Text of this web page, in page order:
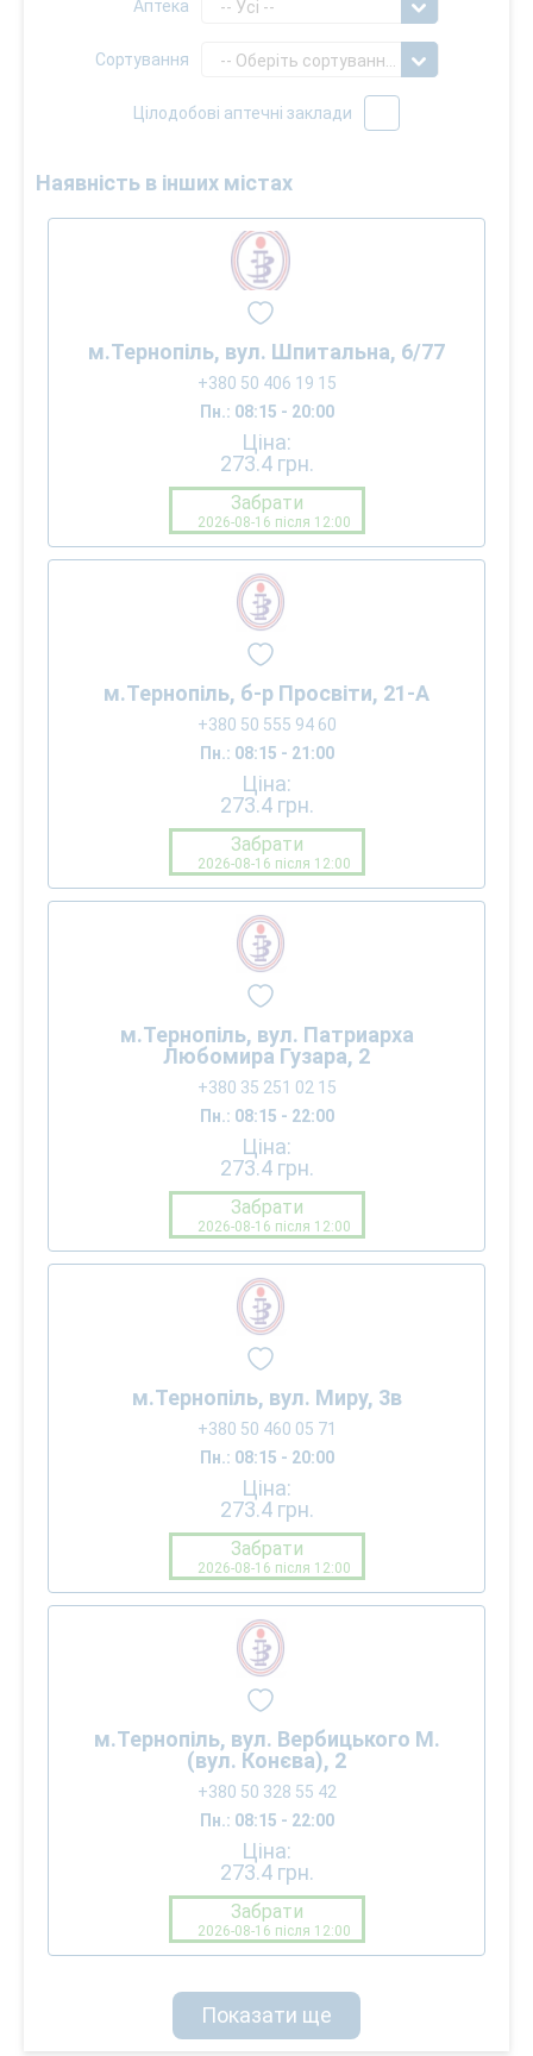
Аптека -- Усі --
Сортування
Цілодобові аптечні заклади
Наявність в інших містах
м.Тернопіль, вул. Шпитальна, 6/77
+380 50 406 19 15
Пн.: 08:15 - 20:00
Ціна:
273.4 грн.
Забрати
2026-08-16 після 12:00
м.Тернопіль, б-р Просвіти, 21-А
+380 50 555 94 60
Пн.: 08:15 - 21:00
Ціна:
273.4 грн.
Забрати
2026-08-16 після 12:00
м.Тернопіль, вул. Патриарха
Любомира Гузара, 2
+380 35 251 02 15
Пн.: 08:15 - 22:00
Ціна:
273.4 грн.
Забрати
2026-08-16 після 12:00
м.Тернопіль, вул. Миру, 3в
+380 50 460 05 71
Пн.: 08:15 - 20:00
Ціна:
273.4 грн.
Забрати
2026-08-16 після 12:00
м.Тернопіль, вул. Вербицького М.
(вул. Конєва), 2
+380 50 328 55 42
Пн.: 08:15 - 22:00
Ціна:
273.4 грн.
Забрати
2026-08-16 після 12:00
Показати ще